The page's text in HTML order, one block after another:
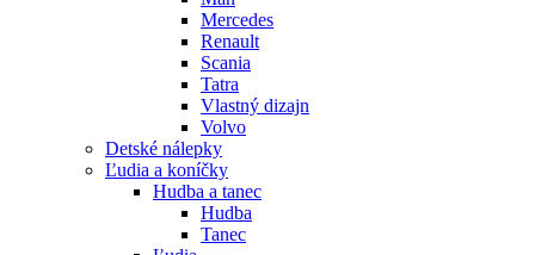
Mercedes
Renault
Scania
Tatra
Vlastný dizajn
Volvo
Detské nálepky
Ľudia a koníčky
Hudba a tanec
Hudba
Tanec